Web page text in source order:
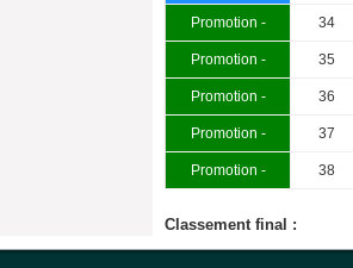
Promotion - 34
Promotion - 35
Promotion - 36
Promotion - 37
Promotion - 38
Classement final :